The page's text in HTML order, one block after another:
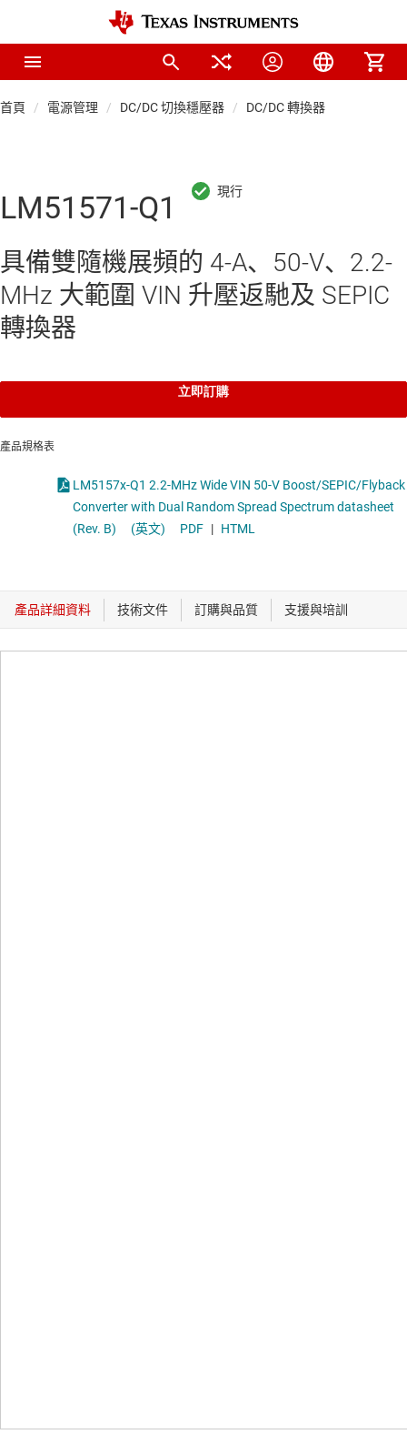
首頁 電源管理 DC/DC 切換穩壓器 DC/DC 轉換器
LM51571-Q1
具備雙隨機展頻的 4-A、50-V、2.2-
MHz 大範圍 VIN 升壓返馳及 SEPIC
轉換器
立即訂購
產品規格表
LM5157x-Q1 2.2-MHz Wide VIN 50-V Boost/SEPIC/Flyback
Converter with Dual Random Spread Spectrum datasheet
(Rev. B)
(英文) PDF | HTML